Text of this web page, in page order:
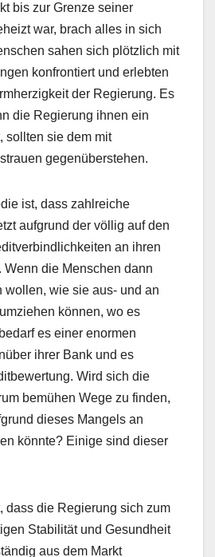
bis zur Grenze seiner
war, brach alles in sich
sahen sich plötzlich mit
konfrontiert und erlebten
der Regierung. Es
die Regierung ihnen ein
sollten sie dem mit
gegenüberstehen.
ist, dass zahlreiche
aufgrund der völlig auf den
an ihren
Wenn die Menschen dann
wollen, wie sie aus- und an
können, wo es
es einer enormen
ihrer Bank und es
Wird sich die
bemühen Wege zu finden,
dieses Mangels an
könnte? Einige sind dieser
dass die Regierung sich zum
Stabilität und Gesundheit
aus dem Markt